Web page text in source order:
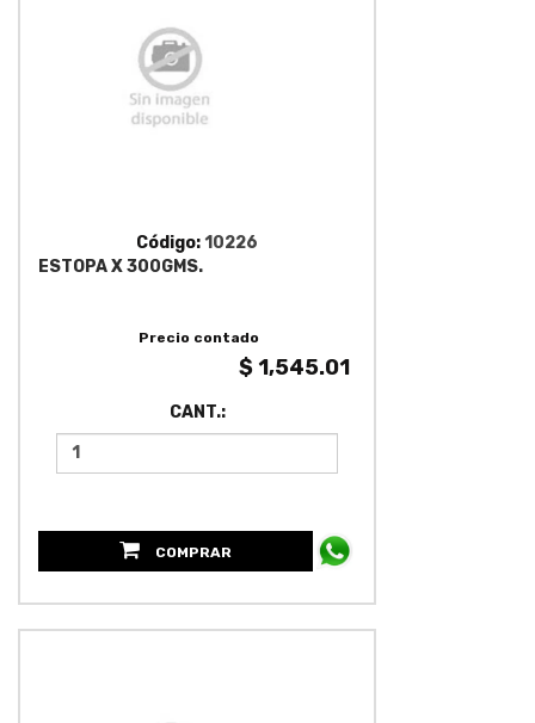
Código:10226
ESTOPA X 300GMS.
Precio contado
$ 1,545.01
CANT.:
COMPRAR